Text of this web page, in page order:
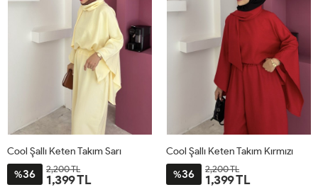
Cool Şallı Keten Takım Sarı
%36 2,200 TL
1,399 TL
Cool Şallı Keten Takım Kırmızı
%36 2,200 TL
1,399 TL